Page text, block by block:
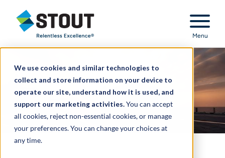
We use cookies and similar technologies to
collect and store information on your device to
operate our site, understand how it is used, and
support our marketing activities.You can accept
all cookies, reject non-essential cookies, or manage
your preferences. You can change your choices at
any time.
Stout Relentless Excellence
Menu